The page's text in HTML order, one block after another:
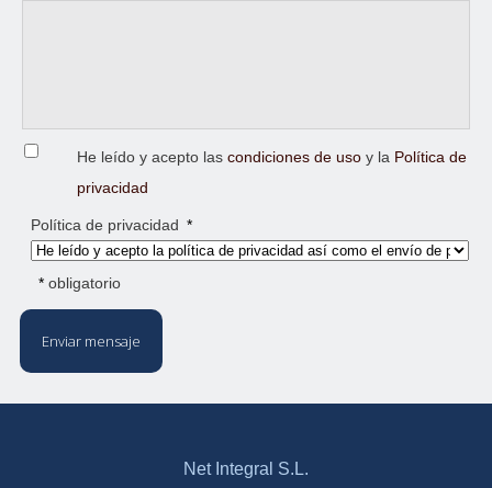
He leído y acepto lascondiciones de uso y la Política de
privacidad
Política de privacidad *
* obligatorio
Enviar mensaje
Net Integral S.L.